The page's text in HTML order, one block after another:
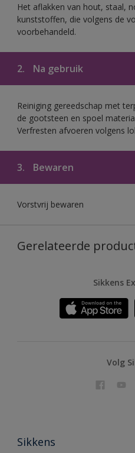
Het aflakken van hout, staal,
kunststoffen, die volgens de
voorbehandeld.
2. Na gebruik
Reiniging gereedschap met
de gootsteen en spoel
Verfresten afvoeren volgens
3. Bewaren
Vorstvrij bewaren
Gerelateerde
Sikkens
Volg
Sikkens